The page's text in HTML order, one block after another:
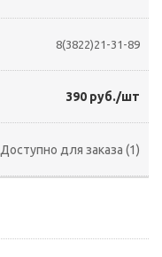
8(3822)21-31-89
390 руб./шт
Доступно для заказа (1)